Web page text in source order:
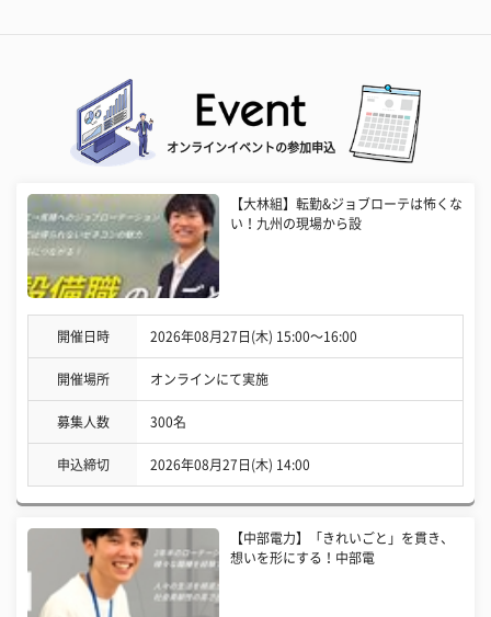
オンラインイベントの参加申込
【大林組】転勤&ジョブローテは怖くな
い！九州の現場から設
開催日時 2026年08月27日(木) 15:00〜16:00
開催場所 オンラインにて実施
募集人数 300名
申込締切 2026年08月27日(木) 14:00
【中部電力】「きれいごと」を貫き、
想いを形にする！中部電